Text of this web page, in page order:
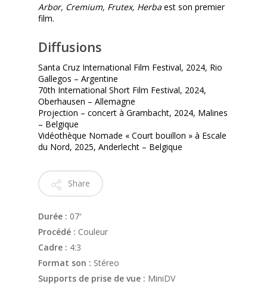
Arbor, Cremium, Frutex, Herba est son premier
film.
Diffusions
Santa Cruz International Film Festival, 2024, Rio
Gallegos – Argentine
70th International Short Film Festival, 2024,
Oberhausen – Allemagne
Projection – concert à Grambacht, 2024, Malines
– Belgique
Vidéothèque Nomade « Court bouillon » à Escale
du Nord, 2025, Anderlecht – Belgique
Share
Durée : 07′
Procédé : Couleur
Cadre : 4:3
Format son : Stéreo
Supports de prise de vue : MiniDV